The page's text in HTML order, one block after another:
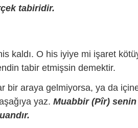
tabiridir.
kaldı. O his iyiye mi işaret
tabir etmişsin demektir.
bir araya gelmiyorsa, ya da
yaz. Muabbir (Pîr)